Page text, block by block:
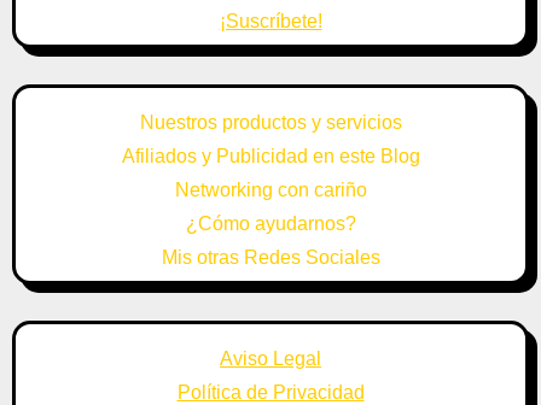
¡Suscríbete!
Nuestros productos y servicios
Afiliados y Publicidad en este Blog
Networking con cariño
¿Cómo ayudarnos?
Mis otras Redes Sociales
Aviso Legal
Política de Privacidad